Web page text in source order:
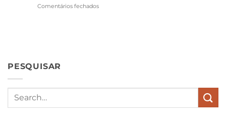
Comentários fechados
in
PESQUISAR